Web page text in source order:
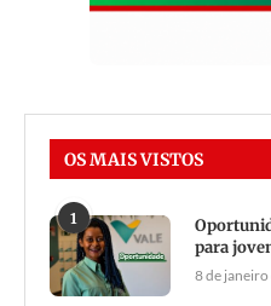
OS MAIS VISTOS
1
para
8 de